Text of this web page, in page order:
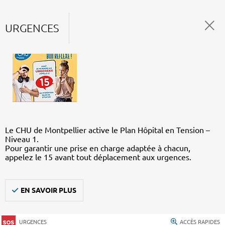
URGENCES
Le CHU de Montpellier active le Plan Hôpital en Tension –
Niveau 1.
Pour garantir une prise en charge adaptée à chacun,
appelez le 15 avant tout déplacement aux urgences.
EN SAVOIR PLUS
URGENCES ACCÈS RAPIDES